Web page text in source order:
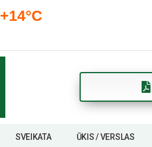
+14°C
SVEIKATA ŪKIS / VERSLAS